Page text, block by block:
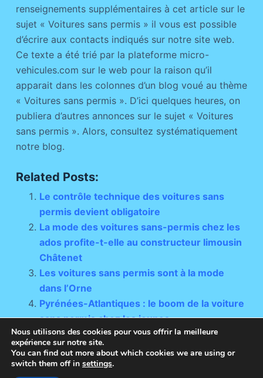
renseignements supplémentaires à cet article sur le
sujet « Voitures sans permis » il vous est possible
d’écrire aux contacts indiqués sur notre site web.
Ce texte a été trié par la plateforme micro-
vehicules.com sur le web pour la raison qu’il
apparait dans les colonnes d’un blog voué au thème
« Voitures sans permis ». D’ici quelques heures, on
publiera d’autres annonces sur le sujet « Voitures
sans permis ». Alors, consultez systématiquement
notre blog.
Related Posts:
Le contrôle technique des voitures sans
permis devient obligatoire
La mode des voitures sans-permis chez les
ados profite-t-elle au constructeur limousin
Châtenet
Les voitures sans permis sont à la mode
dans l’Orne
Pyrénées-Atlantiques : le boom de la voiture
sans permis chez les jeunes
Nous utilisons des cookies pour vous offrir la meilleure
expérience sur notre site.
You can find out more about which cookies we are using or
switch them off in settings.